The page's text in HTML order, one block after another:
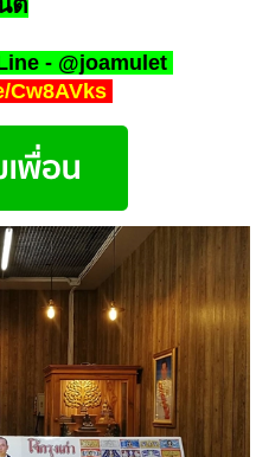
- @joamulet
Cw8AVks